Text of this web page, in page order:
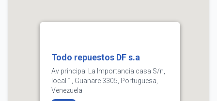
Todo repuestos DF s.a
Av principal La Importancia casa S/n,
local 1, Guanare 3305, Portuguesa,
Venezuela